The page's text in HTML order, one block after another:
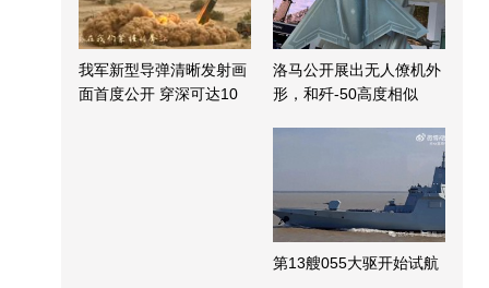
我军新型导弹清晰发射画
面首度公开 穿深可达10
洛马公开展出无人僚机外
形，和歼-50高度相似
第13艘055大驱开始试航